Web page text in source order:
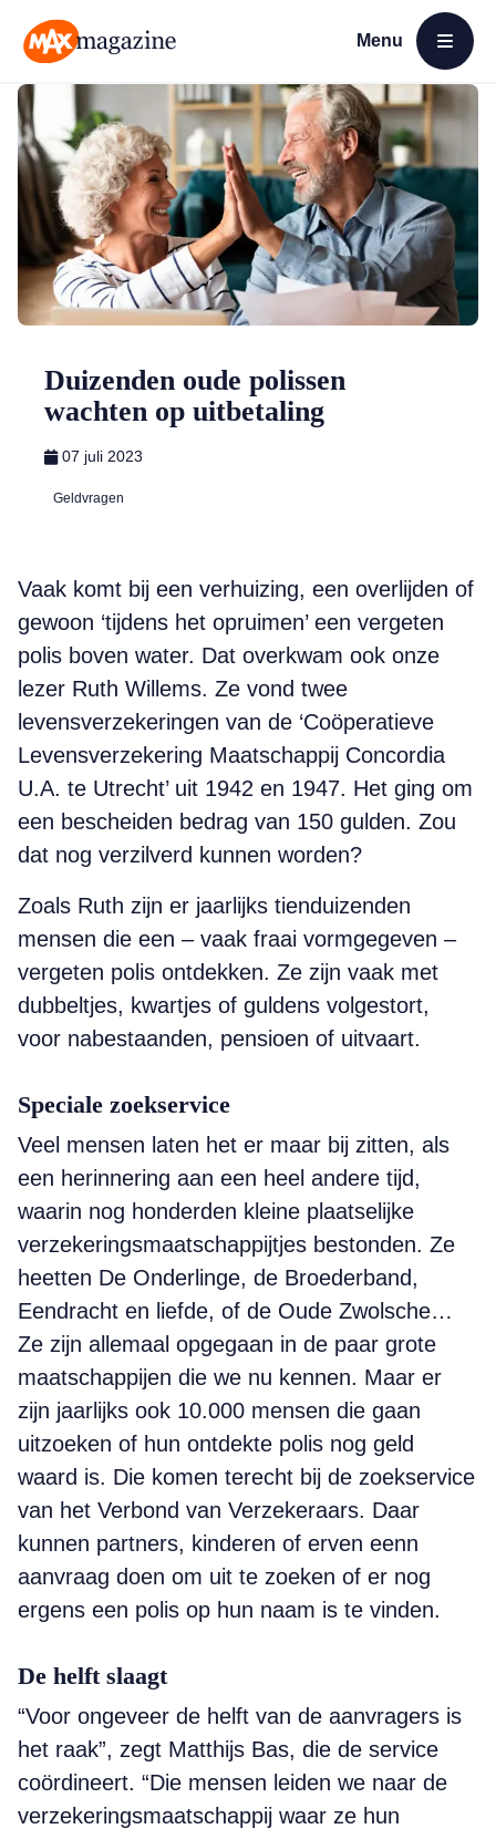
Menu
Open menu
Duizenden oude polissen
wachten op uitbetaling
07 juli 2023
Geldvragen
Vaak komt bij een verhuizing, een overlijden of
gewoon ‘tijdens het opruimen’ een vergeten
polis boven water. Dat overkwam ook onze
lezer Ruth Willems. Ze vond twee
levensverzekeringen van de ‘Coöperatieve
Levensverzekering Maatschappij Concordia
U.A. te Utrecht’ uit 1942 en 1947. Het ging om
een bescheiden bedrag van 150 gulden. Zou
dat nog verzilverd kunnen worden?
Zoals Ruth zijn er jaarlijks tienduizenden
mensen die een – vaak fraai vormgegeven –
vergeten polis ontdekken. Ze zijn vaak met
dubbeltjes, kwartjes of guldens volgestort,
voor nabestaanden, pensioen of uitvaart.
Speciale zoekservice
Veel mensen laten het er maar bij zitten, als
een herinnering aan een heel andere tijd,
waarin nog honderden kleine plaatselijke
verzekerings­maatschappijtjes bestonden. Ze
heetten De Onderlinge, de Broederband,
Eendracht en liefde, of de Oude Zwolsche…
Ze zijn allemaal opgegaan in de paar grote
maatschappijen die we nu kennen. Maar er
zijn jaarlijks ook 10.000 mensen die gaan
uitzoeken of hun ontdekte polis nog geld
waard is. Die komen terecht bij de zoekservice
van het Verbond van Verzekeraars. Daar
kunnen partners, kinderen of erven eenn
aanvraag doen om uit te zoeken of er nog
ergens een polis op hun naam is te vinden.
De helft slaagt
“Voor ongeveer de helft van de aanvragers is
het raak”, zegt Matthijs Bas, die de service
coördineert. “Die mensen leiden we naar de
verzekeringsmaatschappij waar ze hun